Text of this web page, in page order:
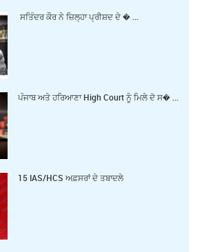
ਸਤਿੰਦਰ ਕੌਰ ਨੇ ਜ਼ਿਲ੍ਹਾ ਪ੍ਰੀਸ਼ਦ ਦੇ � ...
ਪੰਜਾਬ ਅਤੇ ਹਰਿਆਣਾ High Court ਨੂੰ ਮਿਲੇ ਦੋ ਸ� ...
15 IAS/HCS ਅਫ਼ਸਰਾਂ ਦੇ ਤਬਾਦਲੇ